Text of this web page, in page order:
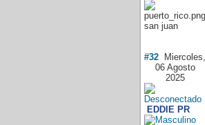
san juan
#32 Miercoles,
06 Agosto
2025
EDDIE PR